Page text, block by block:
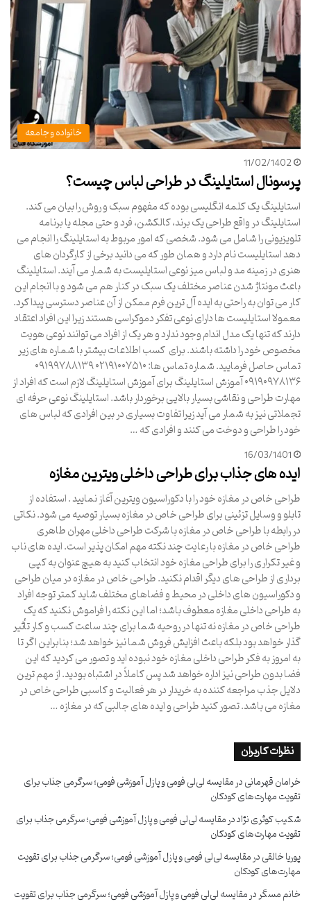
خانواده و جامعه
11/02/1402
پرسونال استایلینگ در طراحی لباس چیست؟
استایلینگ یک کلمه انگلیسی بوده که مفهوم سبک و روش را بیان می کند.
استایلینگ در واقع طراحی یک برند، کالکشن، فرد و حتی مجله یا برنامه
تلویزیونی را شامل می شود. شخصی که امور مربوط به استایلینگ را انجام می
دهد استایلیست نام دارد و همان طور که می دانید برخی از کارگردان های
هنری در زمینه مد و لباس میز نوعی استایلیست به شمار می آیند. استایلینگ
باعث مونتاژ شدن عناصر مختلف یک سبک در کنار هم می شود و با انجام این
کار می توان به راحتی به ایده آل ترین فرم ممکن از آن عناصر دسترسی پیدا کرد.
معمولا استایلیست ها دارای نوعی تفکر دموکراسی هستند زیرا این افراد اعتقاد
دارند که تنها یک مدل اندام وجود ندارد و هر یک از افراد می توانند نوعی هویت
مخصوص خود را داشته باشند. برای کسب اطلاعات بیشتر با شماره های زیر
تماس حاصل فرمایید. شماره تماس ها: ۰۲۱۹۱۰۰۷۵۱۰ ۰۹۱۹۹۷۸۸۱۳۹
۰۹۱۹۰۹۷۸۱۳۶ آموزش استایلینگ برای آموزش استایلینگ لازم است که افراد از
مهارت طراحی و نقاشی بسیار بالایی برخوردار باشد. استایلینگ نوعی حرفه ای
تجملاتی نیز به شمار می آید زیرا تفاوت بسیاری در بین افرادی که لباس های
خود را طراحی و دوخت می کنند و افرادی که …
16/03/1401
ایده های جذاب برای طراحی داخلی ویترین مغازه
طراحی خاص در مغازه خود را با دکوراسیون ویترین آغاز نمایید . استفاده از
تابلو و وسایل تزئینی برای طراحی خاص در مغازه بسیار توصیه می شود. نکاتی
در رابطه با طراحی خاص در مغازه با شرکت طراحی داخلی مهران طاهری
طراحی خاص در مغازه با رعایت چند نکته مهم امکان پذیر است. ایده های ناب
و غیر تکراری را برای طراحی مغازه خود انتخاب کنید به هیچ عنوان به کپی
برداری از طراحی های دیگر اقدام نکنید. طراحی خاص در مغازه در میان طراحی
و دکوراسیون های داخلی در محیط و فضاهای مختلف شاید کمتر توجه افراد
به طراحی داخلی مغازه معطوف باشد؛ اما این نکته را فراموش نکنید که یک
طراحی خاص در مغازه نه تنها در روحیه شما برای چند ساعت کسب و کار تأثیر
گذار خواهد بود بلکه باعث افزایش فروش شما نیز خواهد شد؛ بنابراین اگر تا
به امروز به فکر طراحی داخلی مغازه خود نبوده اید و تصور می کردید که این
فضا بدون طراحی نیز اداره خواهد شد پس کاملاً در اشتباه بودید. از مهم ترین
دلایل جذب مراجعه کننده به خریدار در هر فعالیت و کاسبی طراحی خاص در
مغازه می باشد. تصور کنید طراحی و ایده های جالبی که در مغازه …
نظرات کاربران
خرامان قهرمانیدرمقایسه لی‌لی فومی و پازل آموزشی فومی؛ سرگرمی جذاب برای
تقویت مهارت‌های کودکان
شکیب کوثری نژاددرمقایسه لی‌لی فومی و پازل آموزشی فومی؛ سرگرمی جذاب برای
تقویت مهارت‌های کودکان
پوریا خالقیدرمقایسه لی‌لی فومی و پازل آموزشی فومی؛ سرگرمی جذاب برای تقویت
مهارت‌های کودکان
خانم مسگردرمقایسه لی‌لی فومی و پازل آموزشی فومی؛ سرگرمی جذاب برای تقویت